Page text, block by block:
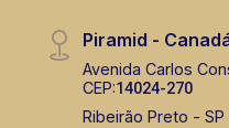
Piramid -
Avenida Carlos
CEP:14024-270
Ribeirão Preto - SP